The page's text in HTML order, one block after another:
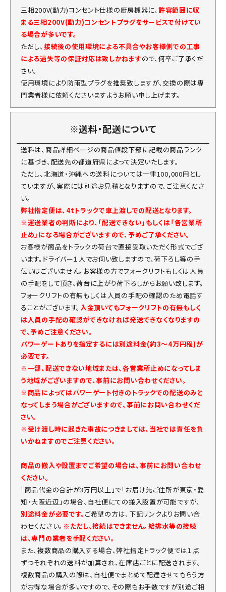
三相200V(動力)コンセント仕様の厨房機器に、 許容範囲に収
まる三相200V(動力)コンセントプラグをサービスで付けてい
る場合が多いです。
ただし、 接続後の使用環境による不具合やお客様側での工事
による過失等の保証対応は致しかねますので、何卒ご了承くだ
さい。
使用環境により防雨型プラグを推奨致しますが、交換の際は専
門業者様に依頼くださいますようお願い申し上げます。
※送料・配送について
送料は、商品詳細ページの商品値段下部に記載の商品ランク
に基づき、配送先の都道府県によって決定いたします。
ただし、北海道・沖縄への送料については一律100,000円とし
ていますが、実際には別途お見積となりますので、ご注意くださ
い。
弊社指定便は、4tトラックで車上渡しでの配送となります。
※運送業者の判断により、「配送できない」もしくは「各営業所
止め」になる場合がございますので、予めご了承ください。
お客様が商品をトラックの荷台で直接受取いただく形式でござ
います。ドライバー１人でお伺い致しますので、荷下ろし等の手
伝いはございません。お客様の方でフォークリフトもしくは人員
の手配をして頂き、荷台に上がり荷下ろしからお願い致します。
フォークリフトの有無もしくは人員の手配の確認のため電話す
ることがございます。 入金頂いてもフォークリフトの有無もしく
は人員の手配の確認ができなければ発送できなくなりますの
で、予めご注意ください。
パワーゲートありを指定するには別途料金(約3～4万円程)が
必要です。
※一部、配送できない地域または、各営業所止めになってしま
う地域がございますので、事前にお問い合わせください。
※商品によってはパワーゲート付きのトラックでの配送のみと
なってしまう場合がございますので、事前にお問い合わせくだ
さい。
※受け渡し時に起きた事故につきましては、当社では責任を負
いかねますのでご注意ください。
商品の搬入や設置までご希望の場合は、事前にお問い合わせ
ください。
「商品代金の合計が3万円以上」で「お届け先ご住所が東京・愛
知・大阪近辺」の場合、自社便にての搬入設置が可能ですが、
別途料金が必要です。 ご希望の方は、下記リンクよりお問い合
わせください。 ※ただし、接続はできません。給排水等の接続
は、専門の業者を手配ください。
また、複数商品の購入する場合、弊社指定トラック便では１点
ずつそれぞれの送料が加算され、在庫店ごとに配送されます。
複数商品の購入の際は、自社便でまとめて配達させてもらう方
がお得な場合が多いですので、その際もお手数ですが別途ご相